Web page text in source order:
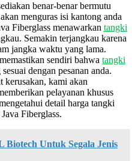
benar-benar bermutu
menguras isi kantong anda
Fiberglass menawarkan tangki
Semakin terjangkau karena
jangka waktu yang lama.
sendiri bahwa tangki
dengan pesanan anda.
kerusakan, kami akan
pelayanan khusus
detail harga tangki
Fiberglass.
Biotech Untuk Segala Jenis